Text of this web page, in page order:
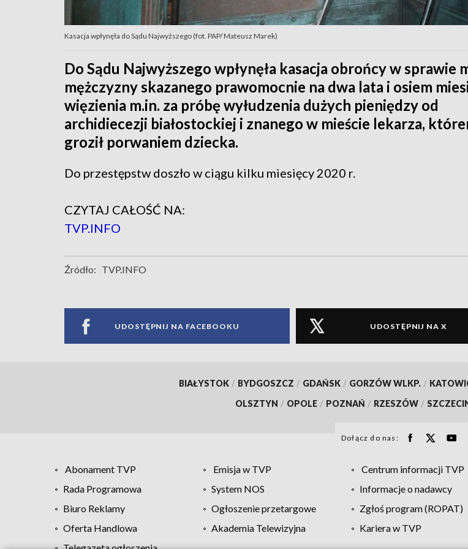
Kasacja wpłynęła do Sądu Najwyższego (fot. PAP/ Mateusz Marek)
Do Sądu Najwyższego wpłynęła kasacja obrońcy w sprawie
mężczyzny skazanego prawomocnie na dwa lata i osiem
więzienia m.in. za próbę wyłudzenia dużych pieniędzy od
archidiecezji białostockiej i znanego w mieście lekarza,
groził porwaniem dziecka.
Do przestępstw doszło w ciągu kilku miesięcy 2020 r.
CZYTAJ CAŁOŚĆ NA:
TVP.INFO
Źródło: TVP.INFO
UDOSTĘPNIJ NA FACEBOOKU UDOSTĘPNIJ NA X
BIAŁYSTOK / BYDGOSZCZ / GDAŃSK / GORZÓW WLKP. /
OLSZTYN / OPOLE / POZNAŃ / RZESZÓW /
Dołącz do nas:
Abonament TVP Emisja w TVP Centrum informacji TVP
Rada Programowa
System NOS Informacje o nadawcy
Biuro Reklamy
Ogłoszenie przetargowe Zgłoś program (ROPAT)
Oferta Handlowa
Akademia Telewizyjna Kariera w TVP